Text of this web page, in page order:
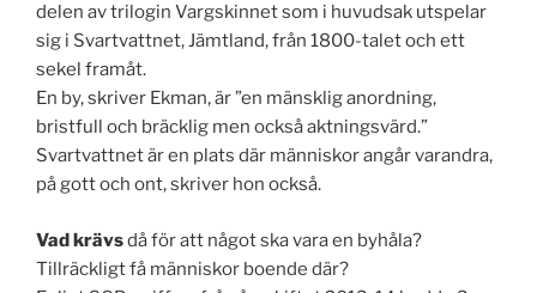
delen av trilogin Vargskinnet som i huvudsak utspelar
sig i Svartvattnet, Jämtland, från 1800-talet och ett
sekel framåt.
En by, skriver Ekman, är ”en mänsklig anordning,
bristfull och bräcklig men också aktningsvärd.”
Svartvattnet är en plats där människor angår varandra,
på gott och ont, skriver hon också.
Vad krävsdå för att något ska vara en byhåla?
Tillräckligt få människor boende där?